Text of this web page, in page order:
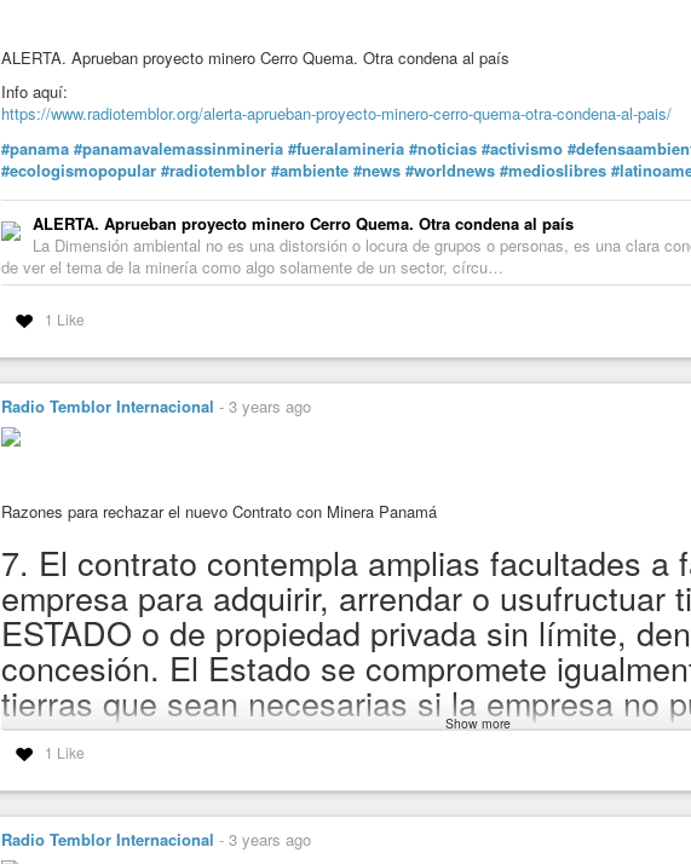
ALERTA. Aprueban proyecto minero Cerro Quema. Otra condena al país
Info aquí:
https://www.radiotemblor.org/alerta-aprueban-proyecto-minero-cerro-quema-otra-condena-al-pais/
#panama #panamavalemassinmineria #fueralamineria #noticias #activismo
#ecologismopopular #radiotemblor #ambiente #news #worldnews #medioslibres
ALERTA. Aprueban proyecto minero Cerro Quema. Otra condena al país
La Dimensión ambiental no es una distorsión o locura de grupos o personas, es una clara
de ver el tema de la minería como algo solamente de un sector, círcu…
1 Like
Radio Temblor Internacional - 3 years ago
Razones para rechazar el nuevo Contrato con Minera Panamá
7. El contrato contempla amplias facultades a
empresa para adquirir, arrendar o usufructuar
ESTADO o de propiedad privada sin límite,
concesión. El Estado se compromete
tierras que sean necesarias si la empresa no
acuerdo con los propietarios. (Cláusula
14). A pesar de ello se ha afirmado lo contrario
preocupación de los miembros de la
Movimiento Panamá Vale Más Sin Minería
Show more
1 Like
Radio Temblor Internacional - 3 years ago